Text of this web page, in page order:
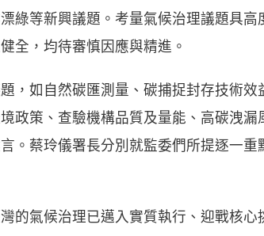
綠等新興議題。考量氣候治理議題具
全，均待審慎因應與精進。
，如自然碳匯測量、碳捕捉封存技術
政策、查驗機構品質及量能、高碳洩
。蔡玲儀署長分別就監委們所提逐一
的氣候治理已邁入實質執行、迎戰核